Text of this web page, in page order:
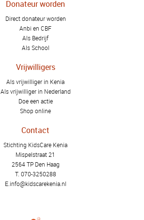
Donateur worden
Direct donateur worden
Anbi en CBF
Als Bedrijf
Als School
Vrijwilligers
Als vrijwilliger in Kenia
Als vrijwilliger in Nederland
Doe een actie
Shop online
Contact
Stichting KidsCare Kenia
Mispelstraat 21
2564 TP Den Haag
T. 070-3250288
E. info@kidscarekenia.nl